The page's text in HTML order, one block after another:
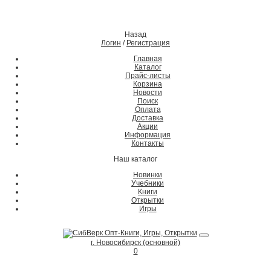
Назад
Логин / Регистрация
Главная
Каталог
Прайс-листы
Корзина
Новости
Поиск
Оплата
Доставка
Акции
Информация
Контакты
Наш каталог
Новинки
Учебники
Книги
Открытки
Игры
г. Новосибирск (основной)
0